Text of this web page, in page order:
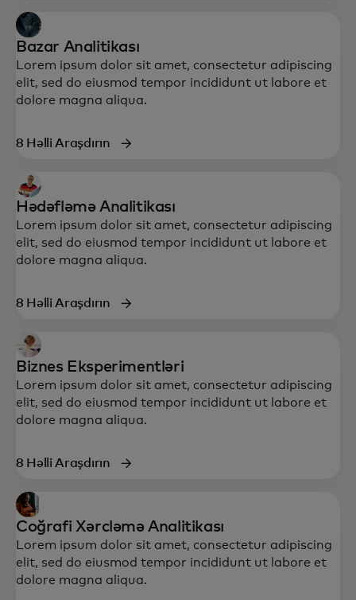
Bazar Analitikası
Lorem ipsum dolor sit amet, consectetur adipiscing
elit, sed do eiusmod tempor incididunt ut labore et
dolore magna aliqua.
8 Həlli Araşdırın
Hədəfləmə Analitikası
Lorem ipsum dolor sit amet, consectetur adipiscing
elit, sed do eiusmod tempor incididunt ut labore et
dolore magna aliqua.
8 Həlli Araşdırın
Biznes Eksperimentləri
Lorem ipsum dolor sit amet, consectetur adipiscing
elit, sed do eiusmod tempor incididunt ut labore et
dolore magna aliqua.
8 Həlli Araşdırın
Coğrafi Xərcləmə Analitikası
Lorem ipsum dolor sit amet, consectetur adipiscing
elit, sed do eiusmod tempor incididunt ut labore et
dolore magna aliqua.